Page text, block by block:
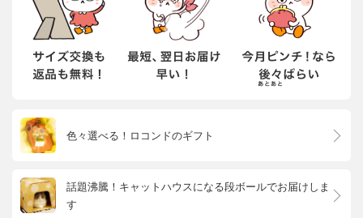
色々選べる！ロコンドのギフト
話題沸騰！キャットハウスになる段ボールでお届けしま
す